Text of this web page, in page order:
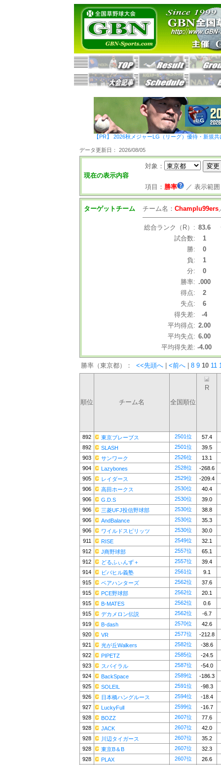
【PR】 2026秋メジャーLG（リーグ）優待・新規
データ更新日： 2026/08/05
現在の表示内容
対象：
項目： 勝率 ／ 表示範囲
ターゲットチーム チーム名： Champlu99ers
総合ランク（R）: 83.6
試合数:
1
勝:
0
負:
1
分:
0
勝率: .000
得点:
2
失点:
6
得失差:
-4
平均得点: 2.00
平均失点: 6.00
平均得失差: -4.00
勝率（東京都）： <<先頭へ <前へ 8 9 10 11
順位 チーム名 全国順位
R
892 東京ブレーブス 2501位
57.4
892
SLASH 2501位
39.5
903
サンワーク 2526位
13.1
904
Lazybones 2528位
-268.6
905
レイダース 2529位
-209.4
906
高田ホークス 2530位
40.4
906
G.D.S 2530位
39.0
906
三菱UFJ投信野球部 2530位
38.8
906
AndBalance 2530位
35.3
906
ワイルドスピリッツ 2530位
30.0
911
RISE 2549位
32.1
912
J商野球部 2557位
65.1
912
どるふぃんず＋ 2557位
39.4
914
ビバヒル義塾 2561位
9.1
915
ベアハンターズ 2562位
37.6
915
PCE野球部 2562位
20.1
915
B-MATES 2562位
0.6
915
デカメロン伝説 2562位
-6.7
919
B-dash 2570位
42.6
920
VR 2577位
-212.8
921
光が丘Walkers 2582位
-38.6
922
PIPETZ 2585位
-24.5
923
スパイラル 2587位
-54.0
924
BackSpace 2589位
-186.3
925
SOLEIL 2591位
-98.3
926
日本橋ハングルース 2594位
-18.4
927
LuckyFull 2599位
-16.7
928
BOZZ 2607位
77.6
928
JACK 2607位
42.0
928
川辺タイガース 2607位
35.2
928
東京B＆B 2607位
32.3
928
PLAX 2607位
26.6